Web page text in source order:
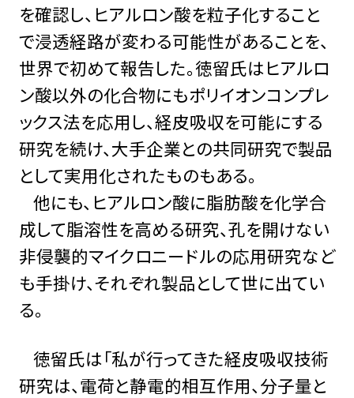
を確認し、ヒアルロン酸を粒子化すること
で浸透経路が変わる可能性があることを、
世界で初めて報告した。徳留氏はヒアルロ
ン酸以外の化合物にもポリイオンコンプレ
ックス法を応用し、経皮吸収を可能にする
研究を続け、大手企業との共同研究で製品
として実用化されたものもある。
他にも、ヒアルロン酸に脂肪酸を化学合
成して脂溶性を高める研究、孔を開けない
非侵襲的マイクロニードルの応用研究など
も手掛け、それぞれ製品として世に出てい
る。
徳留氏は「私が行ってきた経皮吸収技術
研究は、電荷と静電的相互作用、分子量と